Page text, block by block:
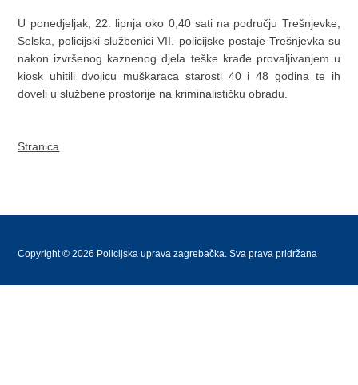
U ponedjeljak, 22. lipnja oko 0,40 sati na području Trešnjevke,
Selska, policijski službenici VII. policijske postaje Trešnjevka su
nakon izvršenog kaznenog djela teške krađe provaljivanjem u
kiosk uhitili dvojicu muškaraca starosti 40 i 48 godina te ih
doveli u službene prostorije na kriminalističku obradu.
Stranica
Copyright © 2026 Policijska uprava zagrebačka. Sva prava pridržana